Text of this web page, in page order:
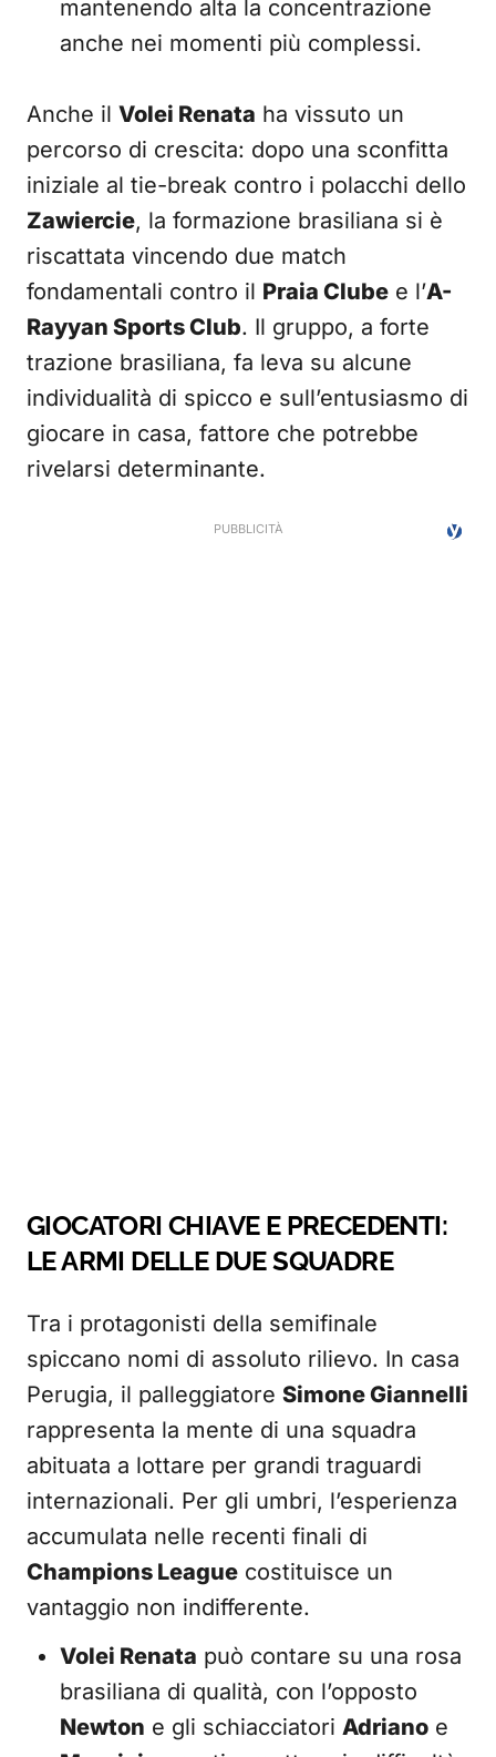
mantenendo alta la concentrazione
anche nei momenti più complessi.
Anche il Volei Renata ha vissuto un
percorso di crescita: dopo una sconfitta
iniziale al tie-break contro i polacchi dello
Zawiercie, la formazione brasiliana si è
riscattata vincendo due match
fondamentali contro il Praia Clube e l’A-
Rayyan Sports Club. Il gruppo, a forte
trazione brasiliana, fa leva su alcune
individualità di spicco e sull’entusiasmo di
giocare in casa, fattore che potrebbe
rivelarsi determinante.
GIOCATORI CHIAVE E PRECEDENTI:
LE ARMI DELLE DUE SQUADRE
Tra i protagonisti della semifinale
spiccano nomi di assoluto rilievo. In casa
Perugia, il palleggiatore Simone Giannelli
rappresenta la mente di una squadra
abituata a lottare per grandi traguardi
internazionali. Per gli umbri, l’esperienza
accumulata nelle recenti finali di
Champions League costituisce un
vantaggio non indifferente.
Volei Renata può contare su una rosa
brasiliana di qualità, con l’opposto
Newton e gli schiacciatori Adriano e